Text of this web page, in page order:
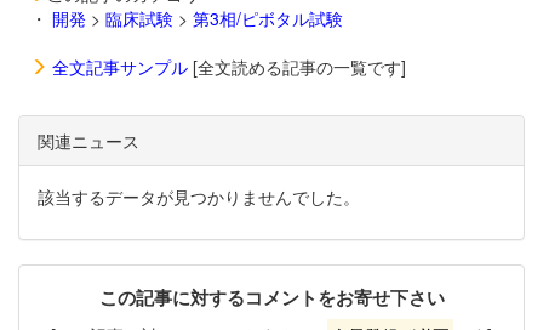
・ 開発 > 臨床試験 > 第3相/ピボタル試験
全文記事サンプル [全文読める記事の一覧です]
関連ニュース
該当するデータが見つかりませんでした。
この記事に対するコメントをお寄せ下さい